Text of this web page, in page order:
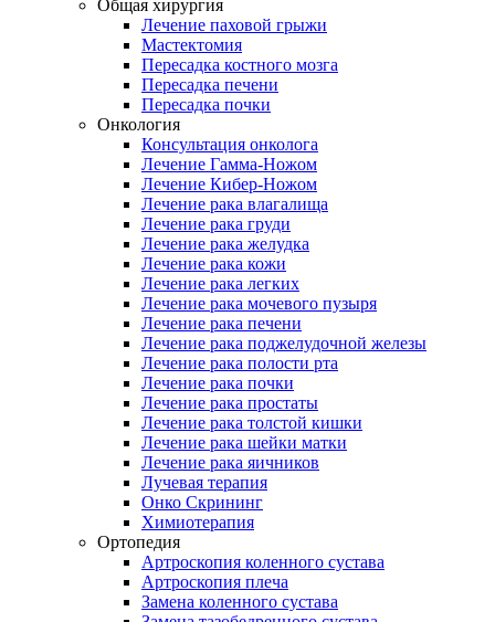
Общая хирургия
Лечение паховой грыжи
Мастектомия
Пересадка костного мозга
Пересадка печени
Пересадка почки
Онкология
Консультация онколога
Лечение Гамма-Ножом
Лечение Кибер-Ножом
Лечение рака влагалища
Лечение рака груди
Лечение рака желудка
Лечение рака кожи
Лечение рака легких
Лечение рака мочевого пузыря
Лечение рака печени
Лечение рака поджелудочной железы
Лечение рака полости рта
Лечение рака почки
Лечение рака простаты
Лечение рака толстой кишки
Лечение рака шейки матки
Лечение рака яичников
Лучевая терапия
Онко Скрининг
Химиотерапия
Ортопедия
Артроскопия коленного сустава
Артроскопия плеча
Замена коленного сустава